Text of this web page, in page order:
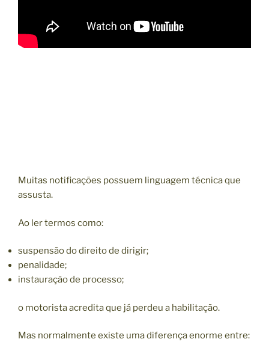
Muitas notificações possuem linguagem técnica que
assusta.
Ao ler termos como:
suspensão do direito de dirigir;
penalidade;
instauração de processo;
o motorista acredita que já perdeu a habilitação.
Mas normalmente existe uma diferença enorme entre: